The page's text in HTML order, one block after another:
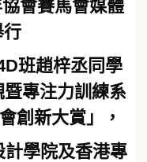
會賽馬會媒體
行
班趙梓丞同學
專注力訓練系
創新大賞」，
學院及香港專